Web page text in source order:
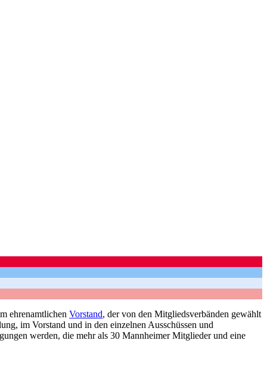
ehrenamtlichenVorstand, der von den Mitgliedsverbänden gewählt
im Vorstand und in den einzelnen Ausschüssen und
werden, die mehr als 30 Mannheimer Mitglieder und eine